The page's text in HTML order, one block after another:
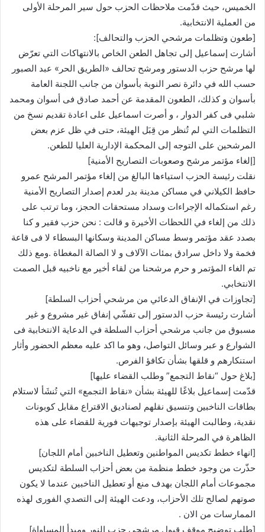
الخميس، حيث قدّمت ملاحظات الحزب حول سير المرحلة الأولى
من العملية الانتخابية.
[طعون وتظلمات مرشحي الحزب والتحالف]:
أشارت إسماعيل إلى تجاهل الطعن الخاص بالانتهاكات التي تعرّض
لها مرشح حزب الدستور ومرشح تحالف «الطريق الحر» عبد الصبور
حسب الله في دائرة نصر النوبة بأسوان من جانب اللجنة العامة
بأسوان و كذلك، الطعون المقدمة عن أحمد صادق فى أسوان ومحمد
شلبي فى كفر الدوار ، و أصرت اسماعيل على اعادة تقديم نسخ من
التظلمات التي لم تُنظر من قِبَل الهيئة، حتى في ظل عزم بعض
المرشحين على التوجه إلى المحكمة الإدارية العليا للطعن.
[إلغاء مؤتمر مرشح وصعوبات التصاريح الأمنية]
نقلت رئيسة الحزب استياءها البالغ من إلغاء مؤتمر المرشح عمرو
حافظ الكيلاني في مساكن مدينة بدر لعدم إصدار التصاريح الأمنية
رغم استكماله الإجراءات وسداد مستحقات الحجز، وما ترتب على
ذلك من إلغاء في اللحظات الأخيرة و قالت : نحن حزب فقير و كنا
بصدد عقد مؤتمر وسط مساكن المدينة وسكانها البسطاء لا فى قاعة
فخمة ولا داخل سرادق بمئات الآلاف و لا الصالة المغطاة .ومع ذلك
تم الغاء المؤتمر و حرم مرشحنا من لقاء أخير مع ناخبيه قبل الصمت
الانتخابي.
[تجاوزات في الإنفاق الدعائي من مرشحي أحزاب السلطة]
أشارت رئيسة حزب الدستور إلى تفشّي إنفاق غير مشروع و غير
مسبوق من جانب مرشحي أحزاب السلطة في الدعاية الانتخابية فى
الشوارع و عبر وسائل التواصل، وهو ما اكد عليه معظم الحضور وأثار
استنكارهم و قلقها بشأن تكافؤ الفرص.
[بلاغ حول “نقاط التجمع” وطلب القضاء عليها]
قدّمت إسماعيل بلاغًا للهيئة بشأن «نقاط التجمع» التي تُنشَأ لاستلام
بطاقات الناخبين وتنسيق نقلهم لصناديق الاقتراع مقابل كوبونات
نقدية، وطالبت الهيئة بإصدار توجيهات فورية للقضاء على هذه
الظاهرة في المرحلة الثانية.
[انهاء خطط تكديس المواطنين وتعطيل الناخبين أمام اللجان]
حذّرت من وجود خطط منظمة من بعض أحزاب السلطة لتكديس
مجموعات أمام اللجان بهدف منع أو تعطيل الناخبين عندما لا يكون
صوتهم لصالح تلك الأحزاب، ودعت الهيئة إلى التصدي الفورى لهذه
الممارسات من الان .
[طلب توضيح موقف قبول مرشحي حزب النور ومبدأ المساواة]